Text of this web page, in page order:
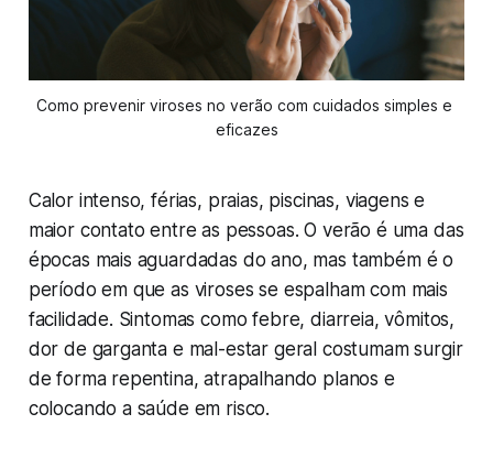
Como prevenir viroses no verão com cuidados simples e
eficazes
Calor intenso, férias, praias, piscinas, viagens e
maior contato entre as pessoas. O verão é uma das
épocas mais aguardadas do ano, mas também é o
período em que as viroses se espalham com mais
facilidade. Sintomas como febre, diarreia, vômitos,
dor de garganta e mal-estar geral costumam surgir
de forma repentina, atrapalhando planos e
colocando a saúde em risco.